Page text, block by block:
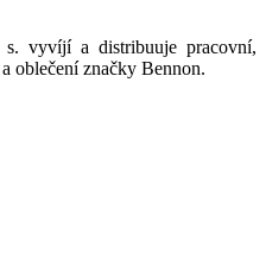
vyvíjí a distribuuje pracovní,
oblečení značky Bennon.